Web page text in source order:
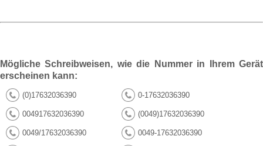
Mögliche Schreibweisen, wie die Nummer in Ihrem Gerät
erscheinen kann:
(0)17632036390 0-17632036390
004917632036390 (0049)17632036390
0049/17632036390 0049-17632036390